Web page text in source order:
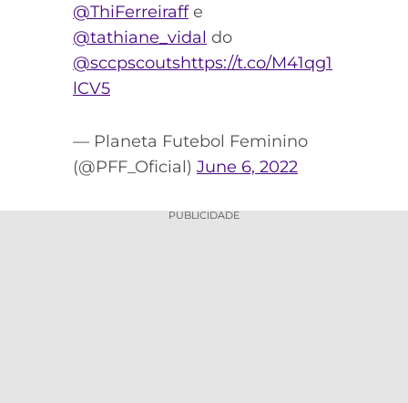
@ThiFerreiraffe
@tathiane_vidal do
@sccpscoutshttps://t.co/M41qg1
lCV5
— Planeta Futebol Feminino
(@PFF_Oficial) June 6, 2022
PUBLICIDADE